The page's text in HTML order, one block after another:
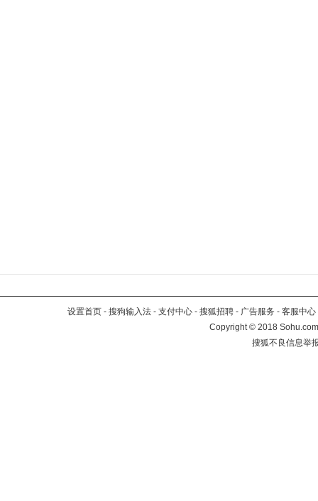
设置首页 - 搜狗输入法 - 支付中心 - 搜狐招聘 - 广告服务 - 客服中心
Copyright©2018
搜狐不良信息举